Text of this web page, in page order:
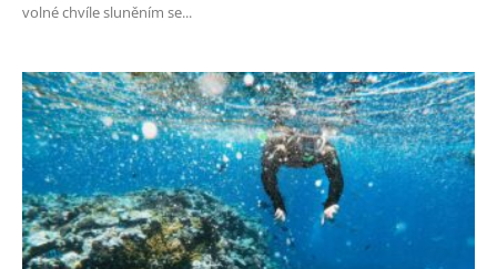
volné chvíle sluněním se...